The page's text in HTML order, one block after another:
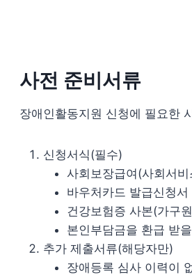
사전 준비서류
장애인활동지원 신청에 필요한
신청서식(필수)
사회보장급여(사회서
바우처카드 발급신청서
건강보험증 사본(가구
본인부담금을 환급 받
추가 제출서류(해당자만)
장애등록 심사 이력이